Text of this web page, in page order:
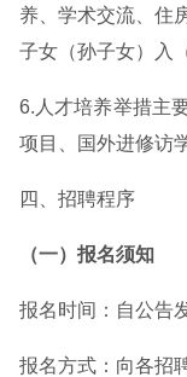
养、学术交流、住
子女（孙子女）入
6.人才培养举措主
项目、国外进修访
四、招聘程序
（一）报名须知
报名时间：自公告
报名方式：向各招